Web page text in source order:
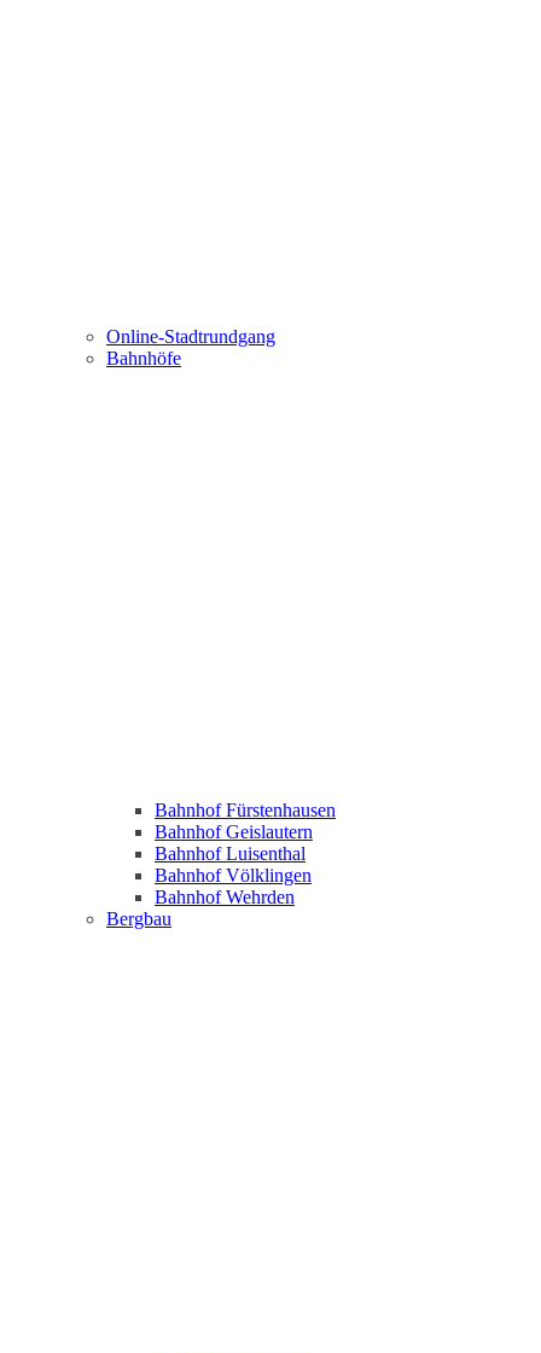
Online-Stadtrundgang
Bahnhöfe
Bahnhof Fürstenhausen
Bahnhof Geislautern
Bahnhof Luisenthal
Bahnhof Völklingen
Bahnhof Wehrden
Bergbau